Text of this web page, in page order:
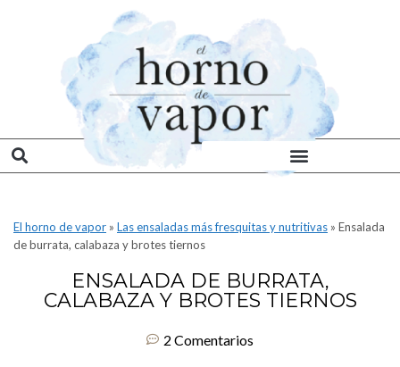
El horno de vapor » Las ensaladas más fresquitas y nutritivas » Ensalada
de burrata, calabaza y brotes tiernos
ENSALADA DE BURRATA,
CALABAZA Y BROTES TIERNOS
2 Comentarios